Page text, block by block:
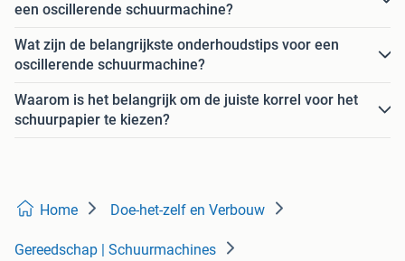
een oscillerende schuurmachine?
Wat zijn de belangrijkste onderhoudstips voor een
oscillerende schuurmachine?
Waarom is het belangrijk om de juiste korrel voor het
schuurpapier te kiezen?
Home Doe-het-zelf en Verbouw
Gereedschap | Schuurmachines